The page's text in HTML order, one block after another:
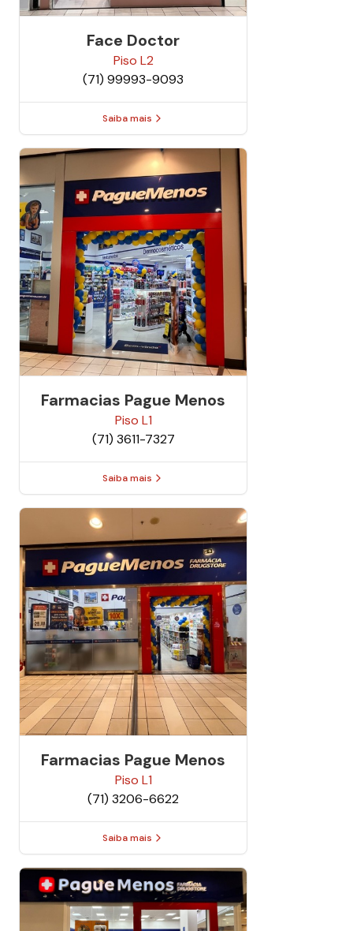
Face Doctor
Piso L2
(71) 99993-9093
Saiba mais
Farmacias Pague Menos
Piso L1
(71) 3611-7327
Saiba mais
Farmacias Pague Menos
Piso L1
(71) 3206-6622
Saiba mais